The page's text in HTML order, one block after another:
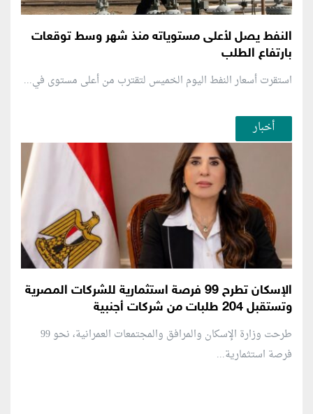
النفط يصل لأعلى مستوياته منذ شهر وسط توقعات
بارتفاع الطلب
استقرت أسعار النفط اليوم الخميس لتقترب من أعلى مستوى في...
أخبار
الإسكان تطرح 99 فرصة استثمارية للشركات المصرية
وتستقبل 204 طلبات من شركات أجنبية
طرحت وزارة الإسكان والمرافق والمجتمعات العمرانية، نحو 99
فرصة استثمارية...